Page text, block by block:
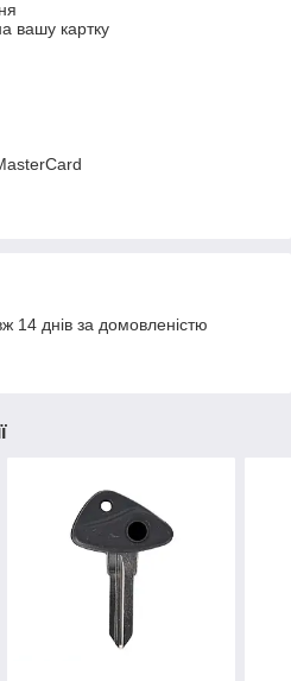
вашу картку
14 днів за домовленістю